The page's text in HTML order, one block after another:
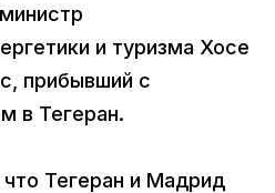
и туризма Хосе
прибывший с
в Тегеран.
Тегеран и Мадрид